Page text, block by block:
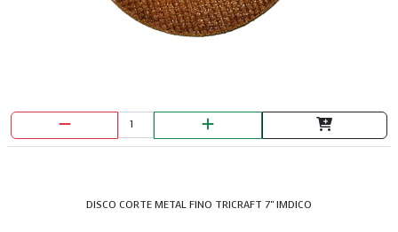
DISCO CORTE METAL FINO TRICRAFT 7" IMDICO